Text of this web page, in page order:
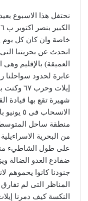
خاصة وان كان كل
اتحدث عن بحريتنا
العميقة) بالإقليم
عابرة لحدود سواحلنا
إيلات
شهيرة تقع بها قيادة
منطقة ساحل المتوسط
من البحرية
على طول الشاطيء
ضفادع العدو الضالة
جنودنا كانوا يحموهم
المناظر التى لم
النكسة كيف دمرنا